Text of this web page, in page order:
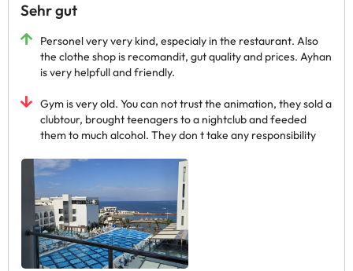
Sehr gut
Personel very very kind, especialy in the restaurant. Also
the clothe shop is recomandit, gut quality and prices. Ayhan
is very helpfull and friendly.
Gym is very old. You can not trust the animation, they sold a
clubtour, brought teenagers to a nightclub and feeded
them to much alcohol. They don t take any responsibility